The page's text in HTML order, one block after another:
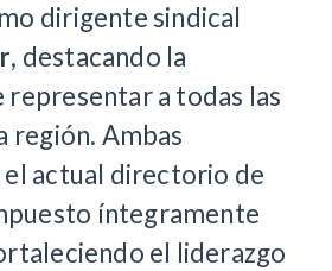
dirigente sindical
, destacando la
a todas las
región. Ambas
actual directorio de
íntegramente
el liderazgo